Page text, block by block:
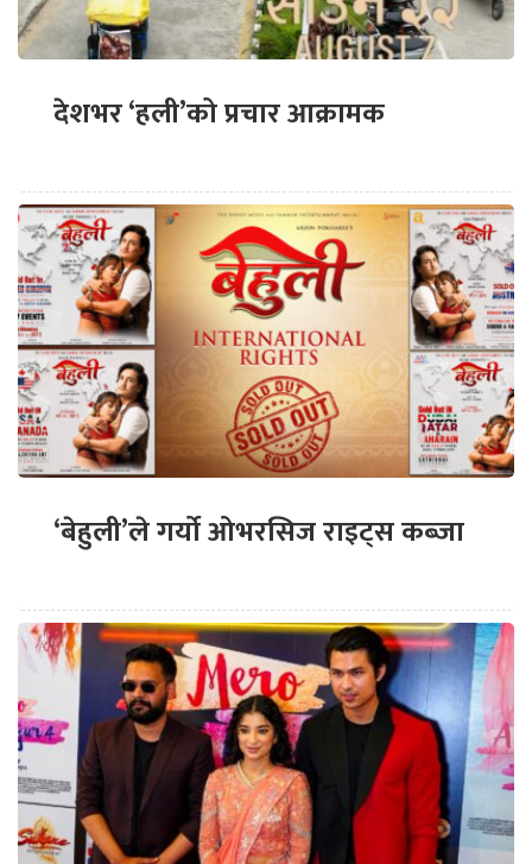
देशभर ‘हली’को प्रचार आक्रामक
‘बेहुली’ले गर्यो ओभरसिज राइट्स कब्जा